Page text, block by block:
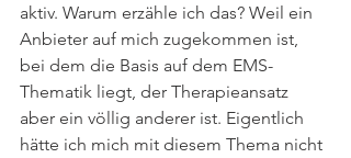
aktiv. Warum erzähle ich das? Weil ein
Anbieter auf mich zugekommen ist,
bei dem die Basis auf dem EMS-
Thematik liegt, der Therapieansatz
aber ein völlig anderer ist. Eigentlich
hätte ich mich mit diesem Thema nicht